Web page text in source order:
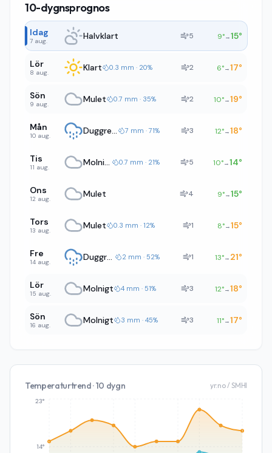
10-dygnsprognos
Idag
7 aug. Halvklart 5 9°→15°
Lör
8 aug. Klart 0.3 mm · 20% 2 6°→17°
Sön
9 aug. Mulet 0.7 mm · 35% 2 10°→19°
Mån
10 aug. Duggregn 7 mm · 71% 3 12°→18°
Tis
11 aug. Molnigt 0.7 mm · 21% 5 10°→14°
Ons
12 aug. Mulet 4 9°→15°
Tors
13 aug. Mulet 0.3 mm · 12% 1 8°→15°
Fre
14 aug. Duggregn 2 mm · 52% 1 13°→ 21°
Lör
15 aug. Molnigt 4 mm · 51% 3 12°→18°
Sön
16 aug. Molnigt 3 mm · 45% 3 11°→17°
Temperaturtrend · 10 dygn yr.no / SMHI
14°
23°